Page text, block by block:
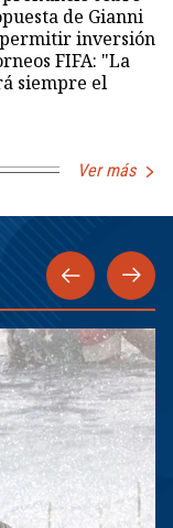
de Gianni
inversión
FIFA: "La
siempre el
Ver más